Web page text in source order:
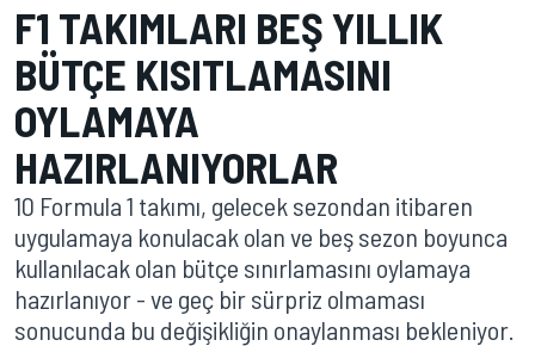
F1 TAKIMLARI BEŞ YILLIK
BÜTÇE KISITLAMASINI
OYLAMAYA
HAZIRLANIYORLAR
10 Formula 1 takımı, gelecek sezondan itibaren
uygulamaya konulacak olan ve beş sezon boyunca
kullanılacak olan bütçe sınırlamasını oylamaya
hazırlanıyor - ve geç bir sürpriz olmaması
sonucunda bu değişikliğin onaylanması bekleniyor.